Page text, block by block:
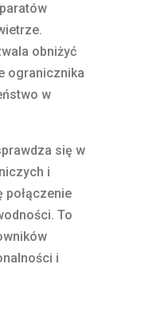
obniżyć
ogranicznika
w
się w
i
połączenie
To
i